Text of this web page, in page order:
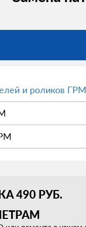
и роликов ГРМ
490 РУБ.